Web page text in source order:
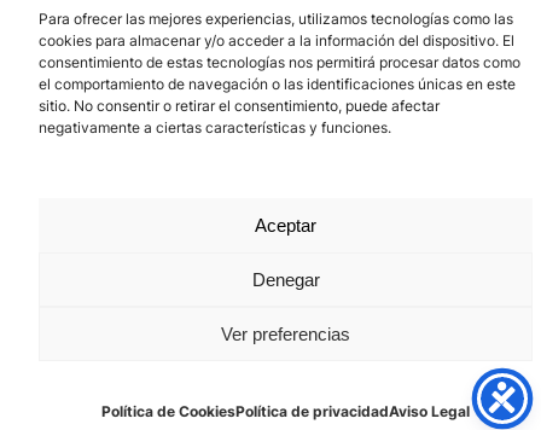
Para ofrecer las mejores experiencias, utilizamos tecnologías como las
cookies para almacenar y/o acceder a la información del dispositivo. El
consentimiento de estas tecnologías nos permitirá procesar datos como
el comportamiento de navegación o las identificaciones únicas en este
sitio. No consentir o retirar el consentimiento, puede afectar
negativamente a ciertas características y funciones.
Aceptar
Denegar
Ver preferencias
Política de CookiesPolítica de privacidadAviso Legal
Los Prados, 121 – 33203 Gijón
985 185 577 – info@laboralcentrodearte.org
Contacto